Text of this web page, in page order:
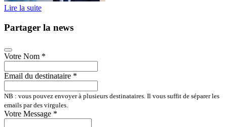
Lire la suite
Partager la news
Votre Nom *
Email du destinataire *
NB : vous pouvez envoyer à plusieurs destinataires. Il vous suffit de séparer les
emails par des virgules.
Votre Message *